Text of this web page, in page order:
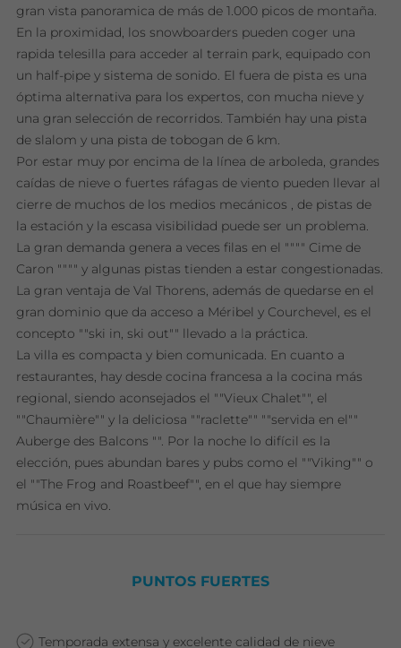
gran vista panoramica de más de 1.000 picos de montaña.
En la proximidad, los snowboarders pueden coger una
rapida telesilla para acceder al terrain park, equipado con
un half-pipe y sistema de sonido. El fuera de pista es una
óptima alternativa para los expertos, con mucha nieve y
una gran selección de recorridos. También hay una pista
de slalom y una pista de tobogan de 6 km.
Por estar muy por encima de la línea de arboleda, grandes
caídas de nieve o fuertes ráfagas de viento pueden llevar al
cierre de muchos de los medios mecánicos , de pistas de
la estación y la escasa visibilidad puede ser un problema.
La gran demanda genera a veces filas en el """" Cime de
Caron """" y algunas pistas tienden a estar congestionadas.
La gran ventaja de Val Thorens, además de quedarse en el
gran dominio que da acceso a Méribel y Courchevel, es el
concepto ""ski in, ski out"" llevado a la práctica.
La villa es compacta y bien comunicada. En cuanto a
restaurantes, hay desde cocina francesa a la cocina más
regional, siendo aconsejados el ""Vieux Chalet"", el
""Chaumière"" y la deliciosa ""raclette"" ""servida en el""
Auberge des Balcons "". Por la noche lo difícil es la
elección, pues abundan bares y pubs como el ""Viking"" o
el ""The Frog and Roastbeef"", en el que hay siempre
música en vivo.
PUNTOS FUERTES
Temporada extensa y excelente calidad de nieve